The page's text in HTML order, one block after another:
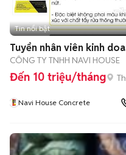
Tin nổi bật
Tuyển nhân viên kinh
CÔNG TY TNHH NAVI HOUSE
Đến 10 triệu/tháng
Navi House Concrete